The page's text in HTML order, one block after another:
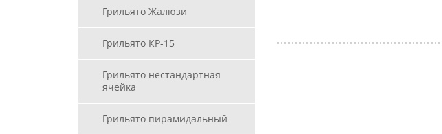
Грильято Жалюзи
Грильято КР-15
Грильято нестандартная
ячейка
Грильято пирамидальный